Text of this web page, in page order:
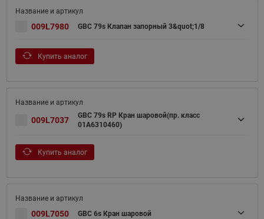
009L7980 GBC 79s Клапан запорный 3&quot;1/8
Купить аналог
009L7037
GBC 79s RP Кран шаровой(пр. класс
01A6310460)
Купить аналог
009L7050 GBC 6s Кран шаровой